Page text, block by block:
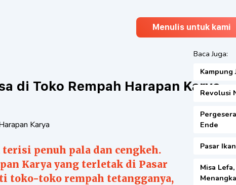
Menulis untuk kami
di Toko Rempah Harapan Karya
penuh pala dan cengkeh.
Karya yang terletak di Pasar
toko-toko rempah tetangganya,
Baca Juga:
Kampung
Revolusi
Ende
Pasar
Misa